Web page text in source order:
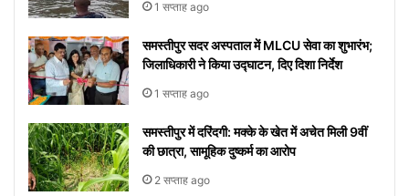
1 सप्ताह ago
समस्तीपुर सदर अस्पताल में MLCU सेवा का शुभारंभ;
जिलाधिकारी ने किया उद्घाटन, दिए दिशा निर्देश
1 सप्ताह ago
समस्तीपुर में दरिंदगी: मक्के के खेत में अचेत मिली 9वीं
की छात्रा, सामूहिक दुष्कर्म का आरोप
2 सप्ताह ago